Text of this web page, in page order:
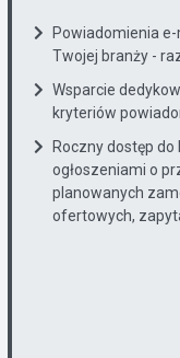
Powiadomienia
Twojej branży -
Wsparcie
kryteriów
Roczny dostęp
ogłoszeniami o
planowanych
ofertowych,